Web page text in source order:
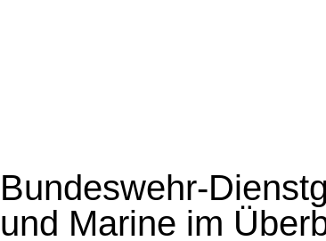
Bundeswehr-
und Marine im